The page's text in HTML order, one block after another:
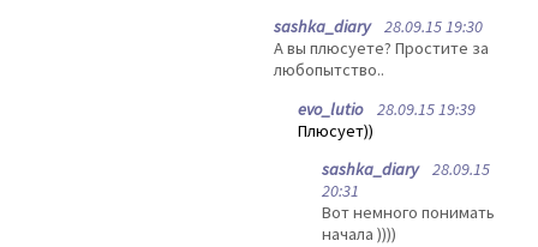
sashka_diary28.09.15 19:30
А вы плюсуете? Простите за
любопытство..
evo_lutio28.09.15 19:39
Плюсует))
sashka_diary28.09.15
20:31
Вот немного понимать
начала ))))